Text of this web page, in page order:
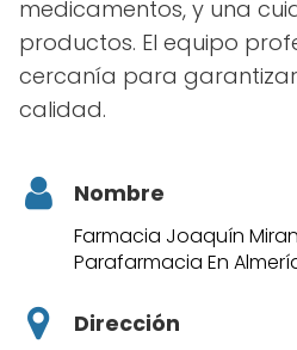
medicamentos, y una
productos. El equipo
cercanía para
calidad.
Nombre
Farmacia Joaquín
Parafarmacia En
Dirección